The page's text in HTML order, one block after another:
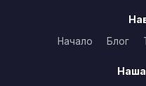
Начало Блог